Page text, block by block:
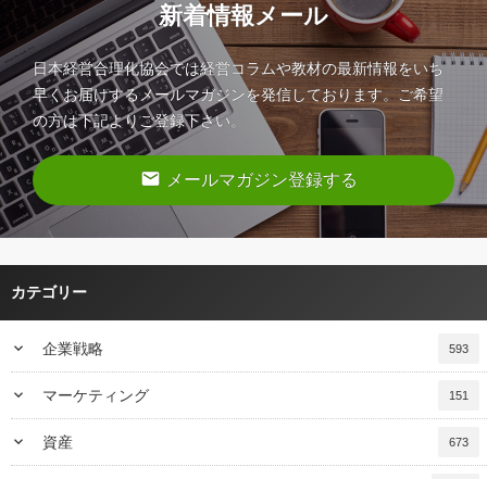
新着情報メール
日本経営合理化協会では経営コラムや教材の最新情報をいち
早くお届けするメールマガジンを発信しております。ご希望
の方は下記よりご登録下さい。
email メールマガジン登録する
カテゴリー
keyboard_arrow_down 企業戦略 593
keyboard_arrow_down マーケティング 151
keyboard_arrow_down 資産 673